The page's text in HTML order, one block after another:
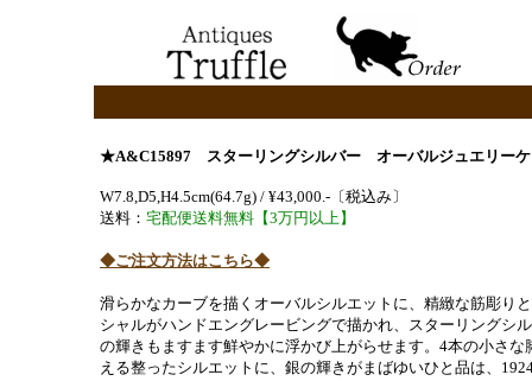
★A&C15897 スターリングシルバー オーバルジュエリーケ
W7.8,D5,H4.5cm(64.7g) / ¥43,000.-〔税込み〕
送料： 宅配便送料無料【3万円以上】
◆ご注文方法はこちら◆
滑らかなカーブを描くオーバルシルエットに、精緻な筋彫り
シャルがハンドエングレービングで描かれ、スターリングシ
の輝きもますます鮮やかに浮かび上がらせます。4本の小さな
える整ったシルエットに、銀の輝きがまばゆいひと品は、